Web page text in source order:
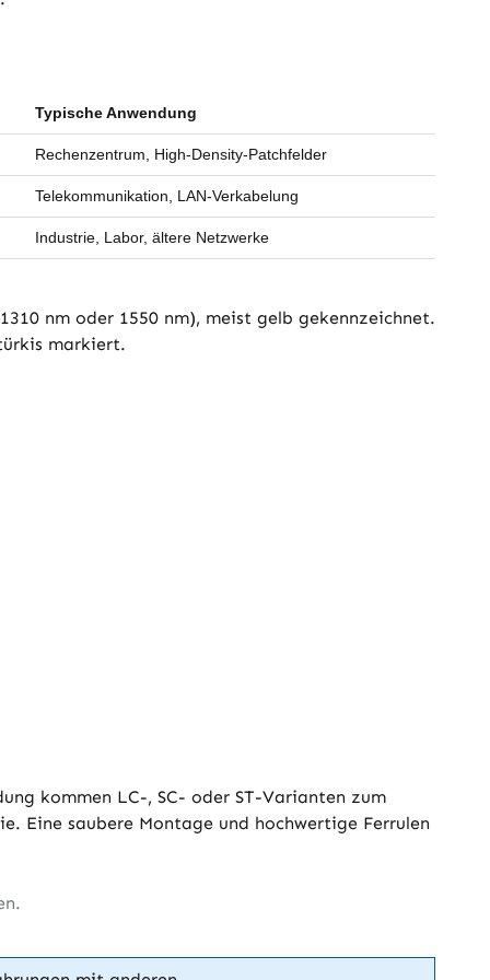
Typische Anwendung
Rechenzentrum, High-Density-Patchfelder
Telekommunikation, LAN-Verkabelung
Industrie, Labor, ältere Netzwerke
nm oder 1550 nm), meist gelb gekennzeichnet.
markiert.
kommen LC-, SC- oder ST-Varianten zum
Eine saubere Montage und hochwertige Ferrulen